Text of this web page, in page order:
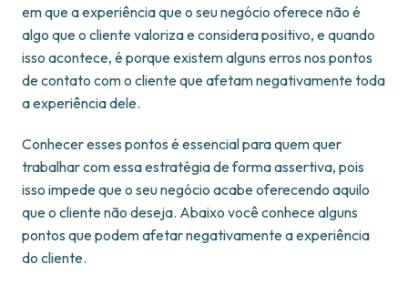
em que a experiência que o seu negócio oferece não é
algo que o cliente valoriza e considera positivo, e quando
isso acontece, é porque existem alguns erros nos pontos
de contato com o cliente que afetam negativamente toda
a experiência dele.
Conhecer esses pontos é essencial para quem quer
trabalhar com essa estratégia de forma assertiva, pois
isso impede que o seu negócio acabe oferecendo aquilo
que o cliente não deseja. Abaixo você conhece alguns
pontos que podem afetar negativamente a experiência
do cliente.